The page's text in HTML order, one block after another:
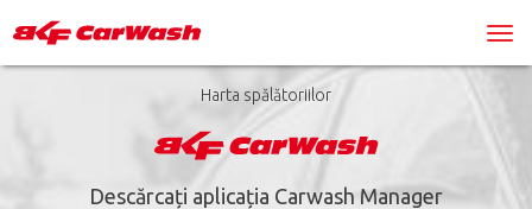
Harta spălătoriilor
Descărcați aplicația Carwash Manager